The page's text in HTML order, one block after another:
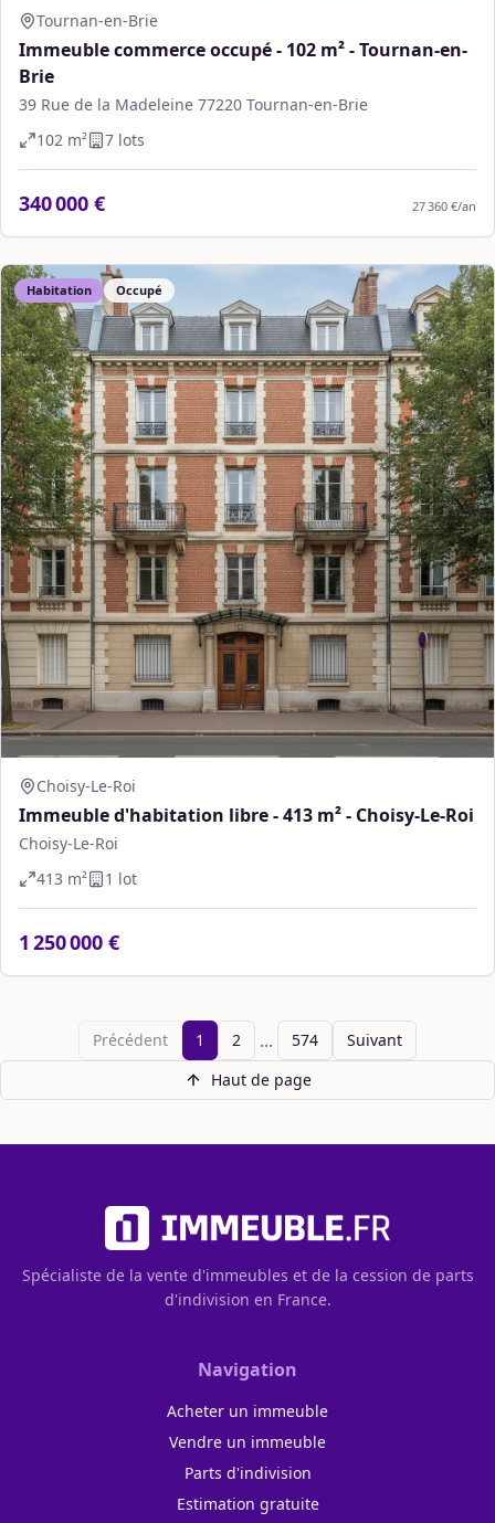
Tournan-en-Brie
Immeuble commerce occupé - 102 m² - Tournan-en-
Brie
39 Rue de la Madeleine 77220 Tournan-en-Brie
102 m² 7 lots
340 000 € 27 360 €/an
Habitation Occupé
Choisy-Le-Roi
Immeuble d'habitation libre - 413 m² - Choisy-Le-Roi
Choisy-Le-Roi
413 m² 1 lot
1 250 000 €
Précédent 1 2 ... 574
Suivant
Haut de page
Spécialiste de la vente d'immeubles et de la cession de parts
d'indivision en France.
Navigation
Acheter un immeuble
Vendre un immeuble
Parts d'indivision
Estimation gratuite